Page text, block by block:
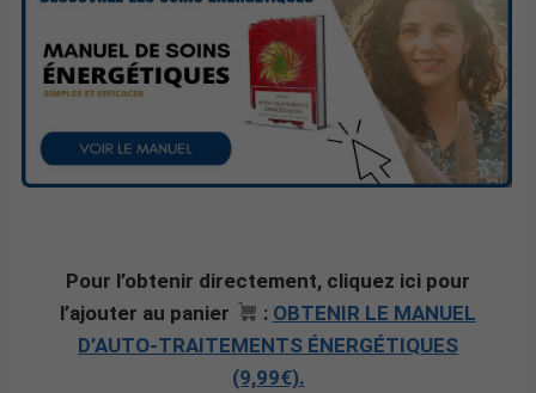
Pour l’obtenir directement, cliquez ici pour
l’ajouter au panier
: OBTENIR LE MANUEL
D’AUTO-TRAITEMENTS ÉNERGÉTIQUES
(9,99€).